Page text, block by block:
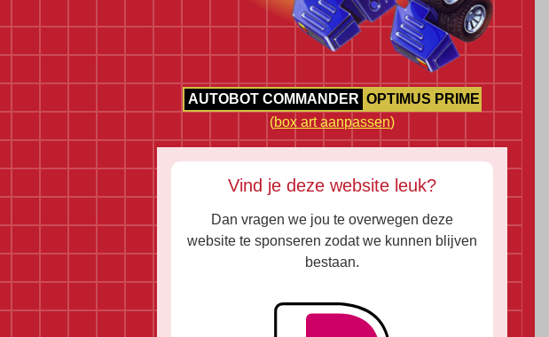
AUTOBOT COMMANDER OPTIMUS PRIME
(box art aanpassen)
Vind je deze website leuk?
Dan vragen we jou te overwegen deze
website te sponseren zodat we kunnen blijven
bestaan.